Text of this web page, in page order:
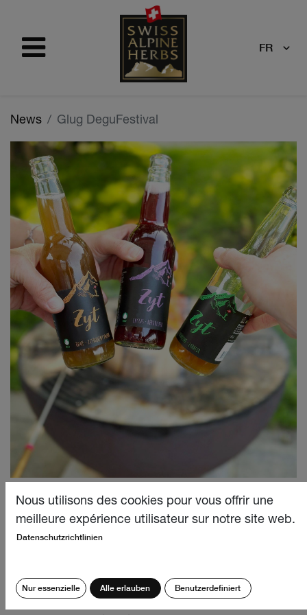
FR
News Glug DeguFestival
Zusammen mit der Narimpex AG freuen wir uns,
Nous utilisons des cookies pour vous offrir une
meilleure expérience utilisateur sur notre site web.
Datenschutzrichtlinien
Nur essenzielle Alle erlauben Benutzerdefiniert